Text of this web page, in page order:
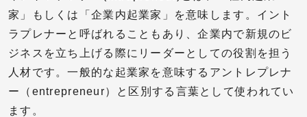
家」もしくは「企業内起業家」を意味します。イント
ラプレナーと呼ばれることもあり、企業内で新規のビ
ジネスを立ち上げる際にリーダーとしての役割を担う
人材です。一般的な起業家を意味するアントレプレナ
ー（entrepreneur）と区別する言葉として使われてい
ます。